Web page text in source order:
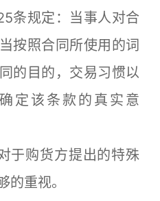
规定：当事人对合
按照合同所使用的词
的目的，交易习惯以
定该条款的真实意
购货方提出的特殊
的重视。